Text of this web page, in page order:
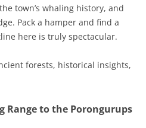
town’s whaling history, and
Pack a hamper and find a
here is truly spectacular.
forests, historical insights,
Range to the Porongurups